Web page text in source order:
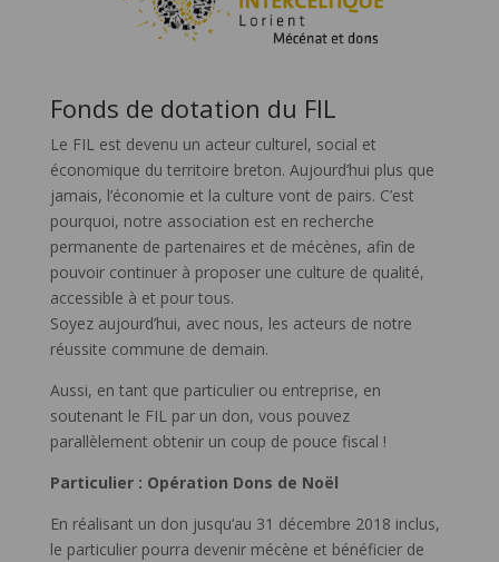
Fonds de dotation du FIL
Le FIL est devenu un acteur culturel, social et
économique du territoire breton. Aujourd’hui plus que
jamais, l’économie et la culture vont de pairs. C’est
pourquoi, notre association est en recherche
permanente de partenaires et de mécènes, afin de
pouvoir continuer à proposer une culture de qualité,
accessible à et pour tous.
Soyez aujourd’hui, avec nous, les acteurs de notre
réussite commune de demain.
Aussi, en tant que particulier ou entreprise, en
soutenant le FIL par un don, vous pouvez
parallèlement obtenir un coup de pouce fiscal !
Particulier : Opération Dons de Noël
En réalisant un don jusqu’au 31 décembre 2018 inclus,
le particulier pourra devenir mécène et bénéficier de